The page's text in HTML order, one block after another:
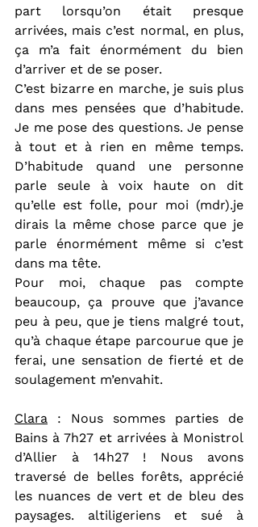
part lorsqu’on était presque
arrivées, mais c’est normal, en plus,
ça m’a fait énormément du bien
d’arriver et de se poser.
C’est bizarre en marche, je suis plus
dans mes pensées que d’habitude.
Je me pose des questions. Je pense
à tout et à rien en même temps.
D’habitude quand une personne
parle seule à voix haute on dit
qu’elle est folle, pour moi (mdr).je
dirais la même chose parce que je
parle énormément même si c’est
dans ma tête.
Pour moi, chaque pas compte
beaucoup, ça prouve que j’avance
peu à peu, que je tiens malgré tout,
qu’à chaque étape parcourue que je
ferai, une sensation de fierté et de
soulagement m’envahit.
Clara : Nous sommes parties de
Bains à 7h27 et arrivées à Monistrol
d’Allier à 14h27 ! Nous avons
traversé de belles forêts, apprécié
les nuances de vert et de bleu des
paysages. altiligeriens et sué à